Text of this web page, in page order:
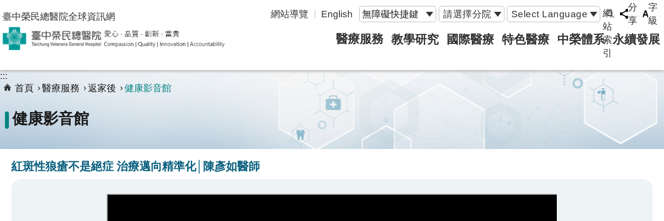
跳到主要內容區塊
臺中榮民總醫院全球資訊網 網站導覽 English 無障礙快捷鍵 請選擇分院 Select Language
網
站
索
引
分
享
字
級
醫療服務 教學研究 國際醫療 特色醫療 中榮體系 永續發展
:::
首頁
醫療服務 返家後 健康影音館
健康影音館
紅斑性狼瘡不是絕症 治療邁向精準化│陳彥如醫師